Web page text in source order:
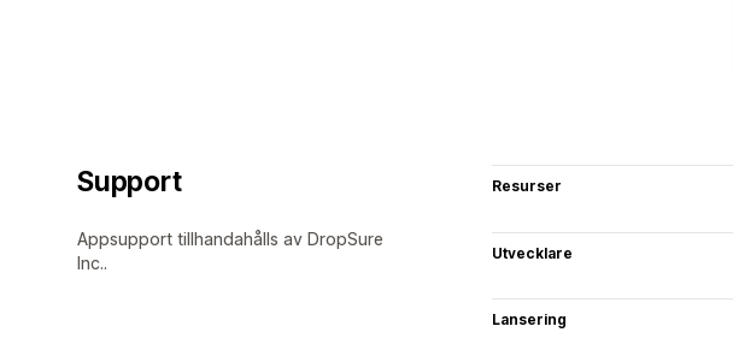
Support
Appsupport tillhandahålls av DropSure
Inc..
Resurser
Utvecklare
Lansering